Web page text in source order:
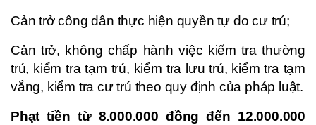
Cản trở công dân thực hiện quyền tự do cư trú;
Cản trở, không chấp hành việc kiểm tra thường
trú, kiểm tra tạm trú, kiểm tra lưu trú, kiểm tra tạm
vắng, kiểm tra cư trú theo quy định của pháp luật.
Phạt tiền từ 8.000.000 đồng đến 12.000.000